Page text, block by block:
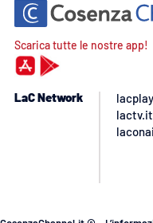
Scarica tutte le nostre app!
LaC Network
lactv.it